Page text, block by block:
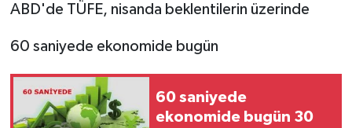
ABD'de TÜFE, nisanda beklentilerin üzerinde
60 saniyede ekonomide bugün
60 saniyede
ekonomide bugün 30